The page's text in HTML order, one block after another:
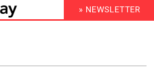
HEADER
MENU
» NEWSLETTER